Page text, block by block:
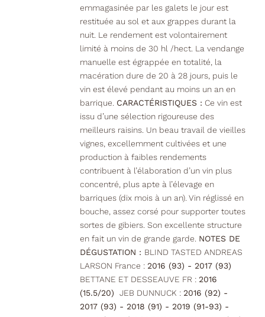
emmagasinée par les galets le jour est
restituée au sol et aux grappes durant la
nuit. Le rendement est volontairement
limité à moins de 30 hl /hect. La vendange
manuelle est égrappée en totalité, la
macération dure de 20 à 28 jours, puis le
vin est élevé pendant au moins un an en
barrique. CARACTÉRISTIQUES : Ce vin est
issu d’une sélection rigoureuse des
meilleurs raisins. Un beau travail de vieilles
vignes, excellemment cultivées et une
production à faibles rendements
contribuent à l’élaboration d’un vin plus
concentré, plus apte à l’élevage en
barriques (dix mois à un an). Vin réglissé en
bouche, assez corsé pour supporter toutes
sortes de gibiers. Son excellente structure
en fait un vin de grande garde. NOTES DE
DÉGUSTATION : BLIND TASTED ANDREAS
LARSON France : 2016 (93) - 2017 (93)
BETTANE ET DESSEAUVE FR : 2016
(15.5/20)
JEB DUNNUCK : 2016 (92) -
2017 (93) - 2018 (91) - 2019 (91-93) -